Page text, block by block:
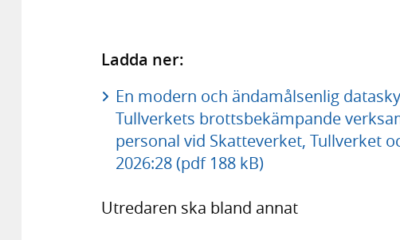
Ladda ner:
En modern och ändamålsenlig
Tullverkets brottsbekämpande
personal vid Skatteverket, Tullverket
2026:28 (pdf 188 kB)
Utredaren ska bland annat